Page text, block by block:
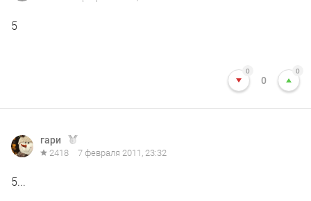
5
0
0
0
гари
2418 7 февраля 2011, 23:32
5...